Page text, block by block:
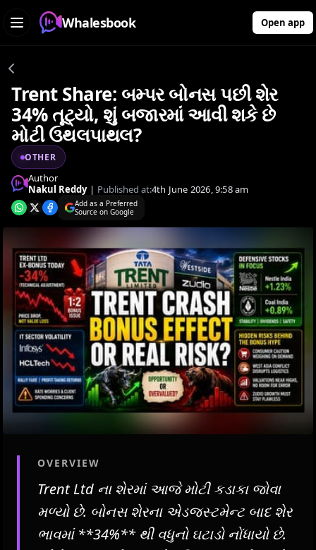
Whalesbook Open app
Trent Share: બમ્પર બોનસ પછી શેર
34% તૂટ્યો, શું બજારમાં આવી શકે છે
મોટી ઉથલપાથલ?
OTHER
Author
Nakul Reddy | Published at:4th June 2026, 9:58 am
Add as a Preferred
Source on Google
OVERVIEW
Trent Ltd ના શેરમાં આજે મોટી કડાકા જોવા
મળ્યો છે. બોનસ શેરના એડજસ્ટમેન્ટ બાદ શેર
ભાવમાં **34%** થી વધુનો ઘટાડો નોંધાયો છે.